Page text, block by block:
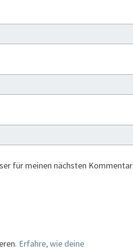
für meinen nächsten Kommentar
Erfahre, wie deine